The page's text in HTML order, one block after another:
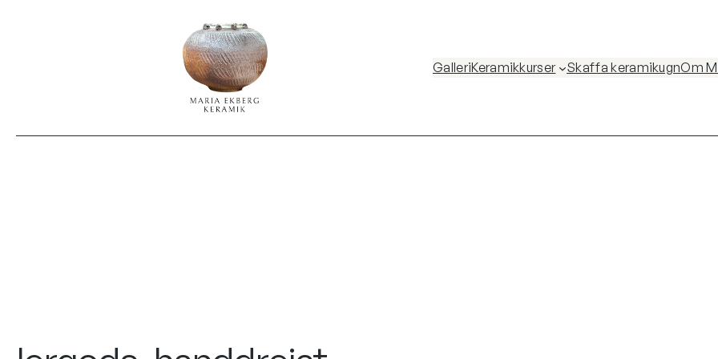
GalleriKeramikkurser Skaffa keramikugnOm